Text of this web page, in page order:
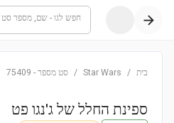
חפש לגו - שם, מספר סט
בית /
Star Wars
/ סט מספר -
75409
ספינת החלל של ג'נגו פט